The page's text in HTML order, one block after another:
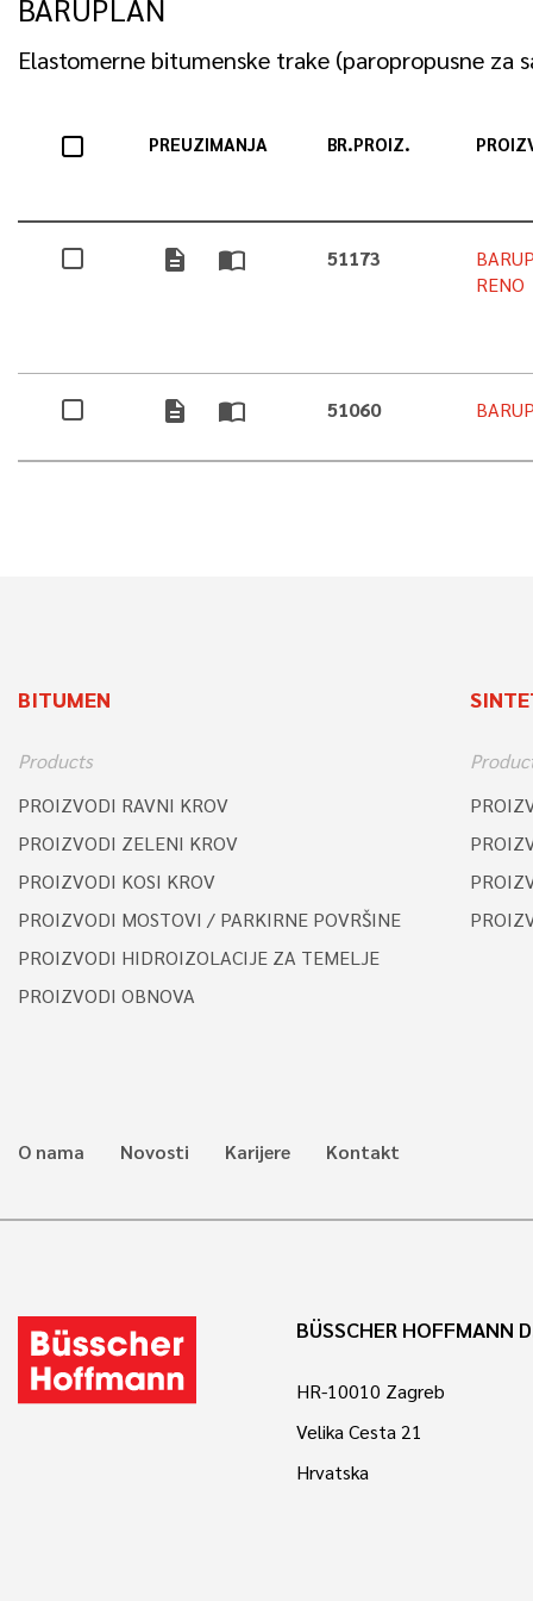
Elastomerne bitumenske trake (paropropusne za
PREUZIMANJA BR.PROIZ.
description import_contacts 51173
RENO
description import_contacts 51060
BITUMEN
Products
PROIZVODI RAVNI KROV
PROIZVODI ZELENI KROV
PROIZVODI KOSI KROV
PROIZVODI MOSTOVI / PARKIRNE POVRŠINE
PROIZVODI HIDROIZOLACIJE ZA TEMELJE
PROIZVODI OBNOVA
O nama Novosti Karijere Kontakt
BÜSSCHER HOFFMANN
HR-10010 Zagreb
Velika Cesta 21
Hrvatska